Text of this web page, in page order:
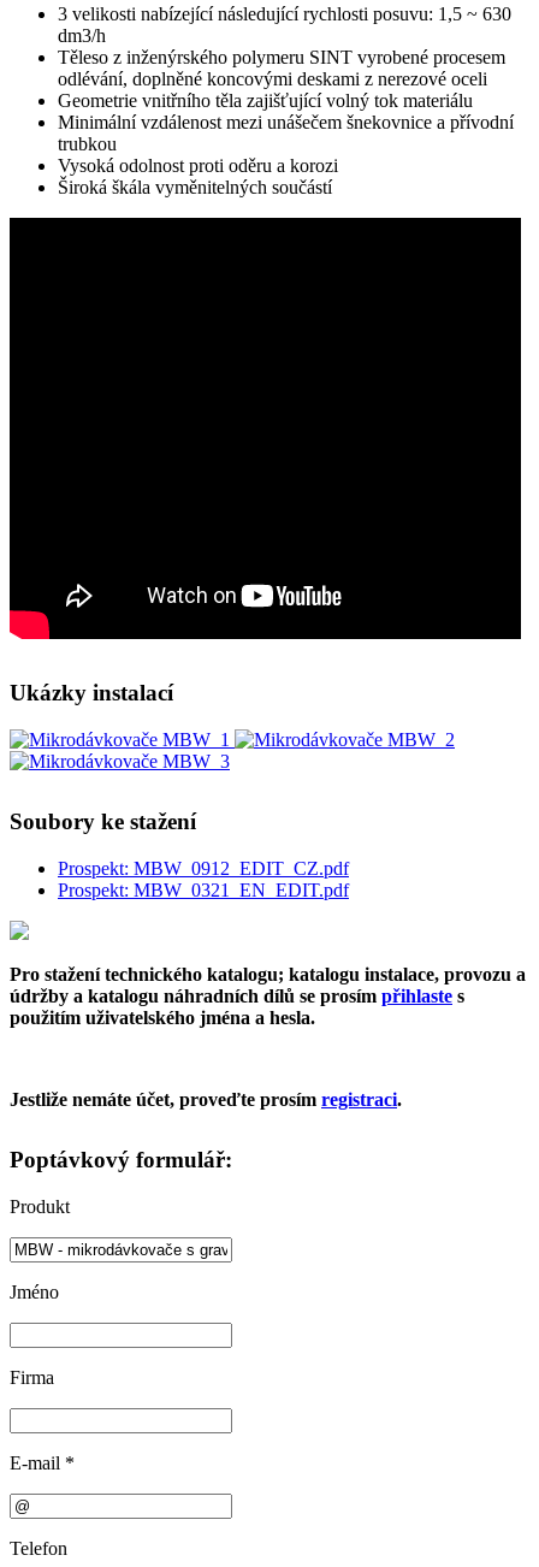
3 velikosti nabízející následující rychlosti posuvu: 1,5 ~ 630
dm3/h
Těleso z inženýrského polymeru SINT vyrobené procesem
odlévání, doplněné koncovými deskami z nerezové oceli
Geometrie vnitřního těla zajišťující volný tok materiálu
Minimální vzdálenost mezi unášečem šnekovnice a přívodní
trubkou
Vysoká odolnost proti oděru a korozi
Široká škála vyměnitelných součástí
Ukázky instalací
Soubory ke stažení
Prospekt: MBW_0912_EDIT_CZ.pdf
Prospekt: MBW_0321_EN_EDIT.pdf
Pro stažení technického katalogu; katalogu instalace, provozu a
údržby a katalogu náhradních dílů se prosím přihlaste s
použitím uživatelského jména a hesla.
Jestliže nemáte účet, proveďte prosím registraci.
Poptávkový formulář:
Produkt
Jméno
Firma
E-mail *
Telefon